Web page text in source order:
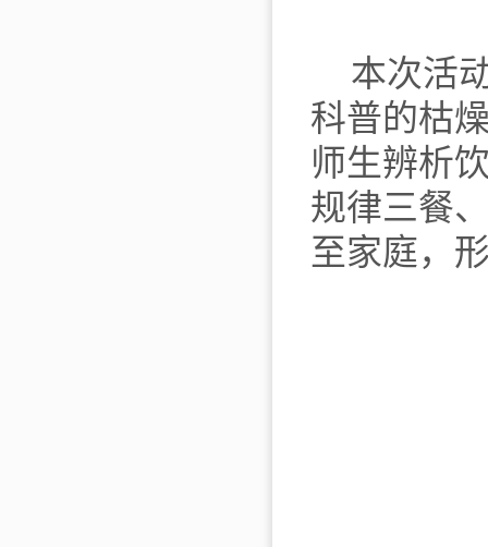
本次活
科普的枯
师生辨析
规律三餐
至家庭，